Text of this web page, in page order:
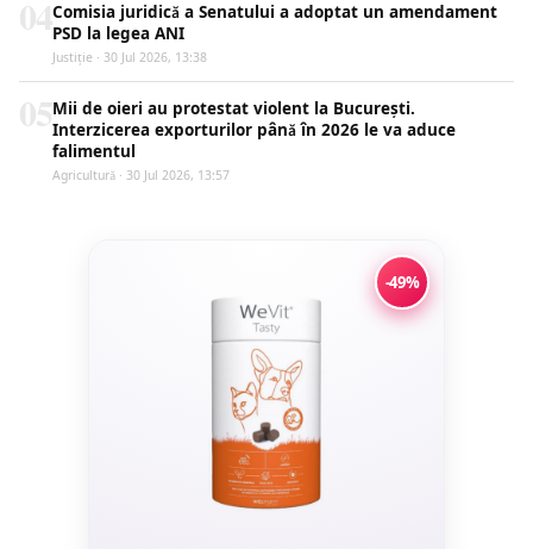
Comisia juridică a Senatului a adoptat un amendament
PSD la legea ANI
Justiţie · 30 Jul 2026, 13:38
Mii de oieri au protestat violent la București.
Interzicerea exporturilor până în 2026 le va aduce
falimentul
Agricultură · 30 Jul 2026, 13:57
-49%